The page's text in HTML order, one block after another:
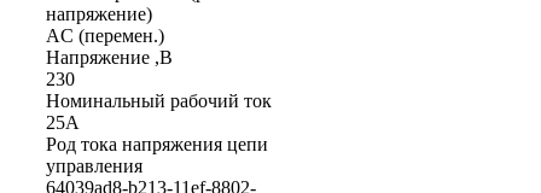
напряжение)
AC (перемен.)
Напряжение ,В
230
Номинальный рабочий ток
25А
Род тока напряжения цепи
управления
64039ad8-b213-11ef-8802-